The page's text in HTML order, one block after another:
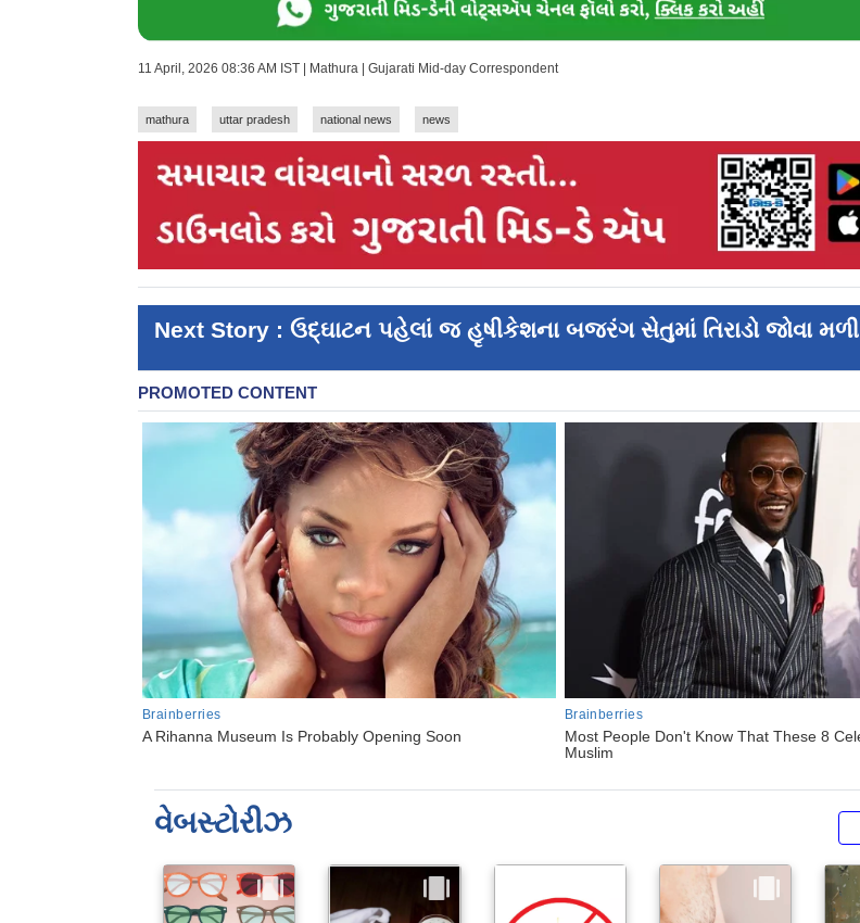
11 April, 2026 08:36 AM IST | Mathura | Gujarati Mid-day Correspondent
mathura uttar pradesh national news news
Next Story : ઉદ્ઘાટન પહેલાં જ હૃ‌ષીકેશના બજરંગ સેતુમાં તિરાડો જોવા મળી
વેબસ્ટોરીઝ